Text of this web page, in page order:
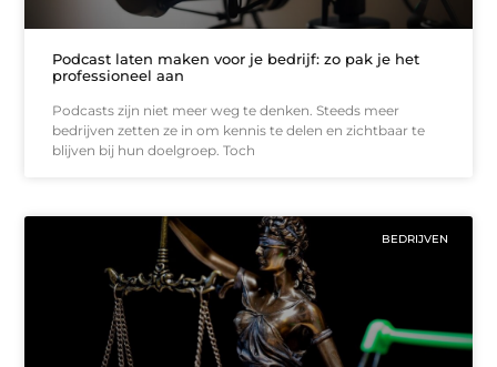
Podcast laten maken voor je bedrijf: zo pak je het
professioneel aan
Podcasts zijn niet meer weg te denken. Steeds meer
bedrijven zetten ze in om kennis te delen en zichtbaar te
blijven bij hun doelgroep. Toch
BEDRIJVEN